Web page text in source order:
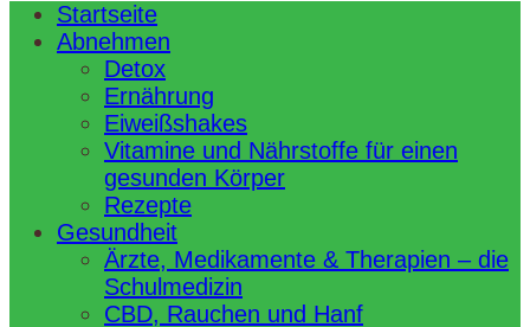
Startseite
Abnehmen
Detox
Ernährung
Eiweißshakes
Vitamine und Nährstoffe für einen
gesunden Körper
Rezepte
Gesundheit
Ärzte, Medikamente & Therapien – die
Schulmedizin
CBD, Rauchen und Hanf